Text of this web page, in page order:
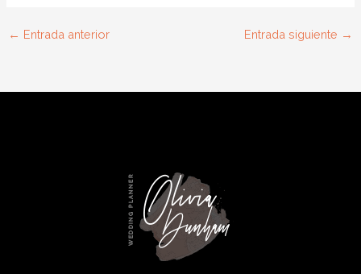
← Entrada anterior Entrada siguiente →